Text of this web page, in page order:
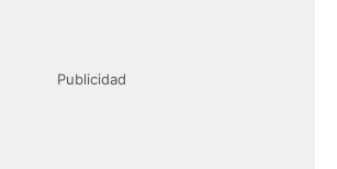
Publicidad